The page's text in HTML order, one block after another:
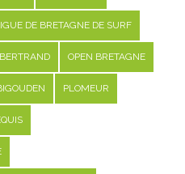
DE BRETAGNE DE SURF
OPEN BRETAGNE
PLOMEUR